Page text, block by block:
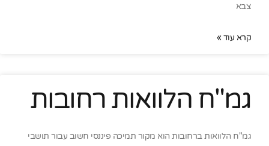
צבא
קרא עוד »
גמ"ח הלוואות רחובות
גמ"ח הלוואות ברחובות הוא מקור תמיכה פיננסי חשוב עבור תושבי